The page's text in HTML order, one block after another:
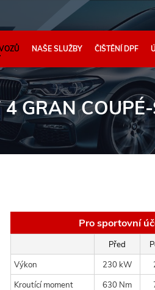
NAŠE SLUŽBY ČIŠTĚNÍ DPF
GRAN
Pro sportovní
Před
Výkon 230 kW
Kroutící moment 630 Nm